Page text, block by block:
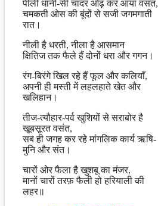
पीली धानी-सी चादर ओढ़ कर आया वसंत,
चमकती ओस की बूंदों से सजी जगमगाती
रात।
नीली है धरती, नीला है आसमान
क्षितिज तक फैले हैं दोनों धरा और गगन।
रंग-बिरंगे खिल रहे हैं फूल और कलियाँ,
अपनी ही मस्ती में लहलहाते खेत और
खलिहान।
तीज-त्यौहार-पर्व खुशियों से सराबोर है
खूबसूरत वसंत,
सब ही जगह कर रहे मांगलिक कार्य ऋषि-
मुनि और संत।
चारों ओर फैला है खुशबू का मंजर,
मानों चारों तरफ़ फैली हो हरियाली की
लहर॥